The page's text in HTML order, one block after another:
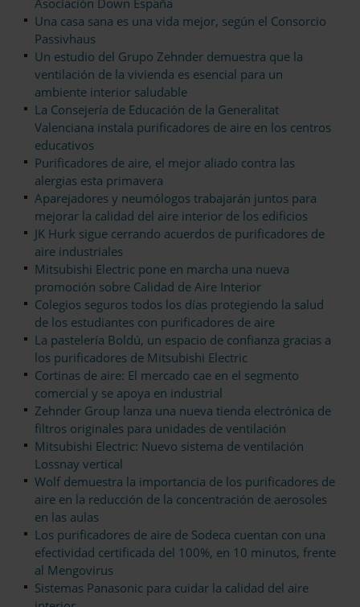
Asociación Down España
Una casa sana es una vida mejor, según el Consorcio
Passivhaus
Un estudio del Grupo Zehnder demuestra que la
ventilación de la vivienda es esencial para un
ambiente interior saludable
La Consejería de Educación de la Generalitat
Valenciana instala purificadores de aire en los centros
educativos
Purificadores de aire, el mejor aliado contra las
alergias esta primavera
Aparejadores y neumólogos trabajarán juntos para
mejorar la calidad del aire interior de los edificios
JK Hurk sigue cerrando acuerdos de purificadores de
aire industriales
Mitsubishi Electric pone en marcha una nueva
promoción sobre Calidad de Aire Interior
Colegios seguros todos los días protegiendo la salud
de los estudiantes con purificadores de aire
La pastelería Boldú, un espacio de confianza gracias a
los purificadores de Mitsubishi Electric
Cortinas de aire: El mercado cae en el segmento
comercial y se apoya en industrial
Zehnder Group lanza una nueva tienda electrónica de
filtros originales para unidades de ventilación
Mitsubishi Electric: Nuevo sistema de ventilación
Lossnay vertical
Wolf demuestra la importancia de los purificadores de
aire en la reducción de la concentración de aerosoles
en las aulas
Los purificadores de aire de Sodeca cuentan con una
efectividad certificada del 100%, en 10 minutos, frente
al Mengovirus
Sistemas Panasonic para cuidar la calidad del aire